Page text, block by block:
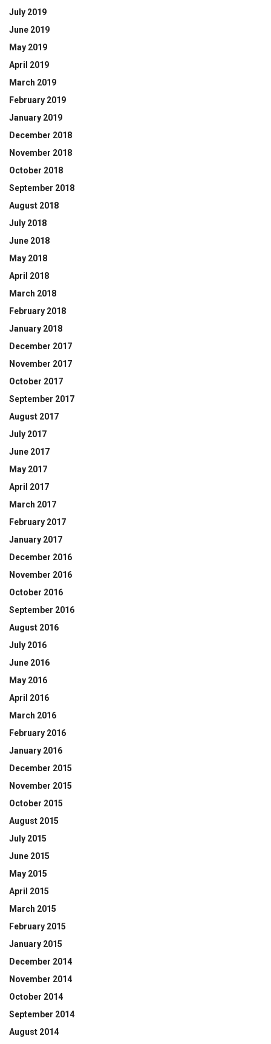
July 2019
June 2019
May 2019
April 2019
March 2019
February 2019
January 2019
December 2018
November 2018
October 2018
September 2018
August 2018
July 2018
June 2018
May 2018
April 2018
March 2018
February 2018
January 2018
December 2017
November 2017
October 2017
September 2017
August 2017
July 2017
June 2017
May 2017
April 2017
March 2017
February 2017
January 2017
December 2016
November 2016
October 2016
September 2016
August 2016
July 2016
June 2016
May 2016
April 2016
March 2016
February 2016
January 2016
December 2015
November 2015
October 2015
August 2015
July 2015
June 2015
May 2015
April 2015
March 2015
February 2015
January 2015
December 2014
November 2014
October 2014
September 2014
August 2014